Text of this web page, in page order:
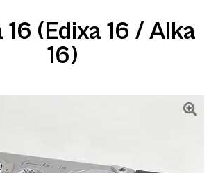
(Edixa 16 / Alka
16)